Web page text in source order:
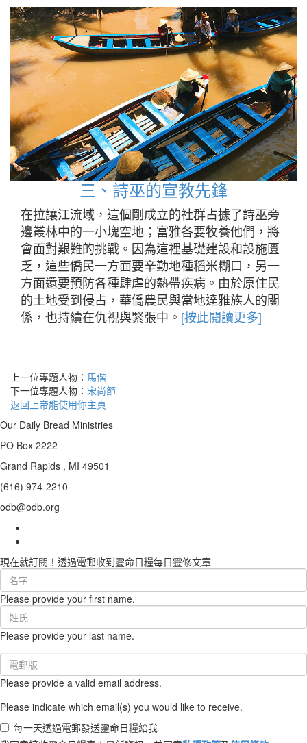
三、詩巫的宣教先鋒
在拉讓江流域，這個剛成立的社群占據了詩巫旁
邊叢林中的一小塊空地；富雅各要牧養他們，將
會面對艱難的挑戰。因為這裡基礎建設和設施匱
乏，這些僑民一方面要辛勤地種稻米糊口，另一
方面還要預防各種肆虐的熱帶疾病。由於原住民
的土地受到侵占，華僑農民與當地達雅族人的關
係，也持續在仇視與緊張中。 [按此閱讀更多]
上一位專題人物： 馬偕
下一位專題人物： 宋尚節
返回上帝能使用你主頁
Our Daily Bread Ministries
PO Box 2222
Grand Rapids , MI 49501
(616) 974-2210
odb@odb.org
現在就訂閱！透過電郵收到靈命日糧每日靈修文章
First
Name
(required)
Please provide your first name.
Last
Name
(required)
Please provide your last name.
Email
(required)
Please provide a valid email address.
Please indicate which email(s) you would like to receive.
每一天透過電郵發送靈命日糧給我